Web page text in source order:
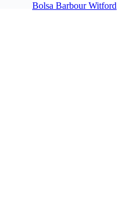
Bolsa Barbour Witford